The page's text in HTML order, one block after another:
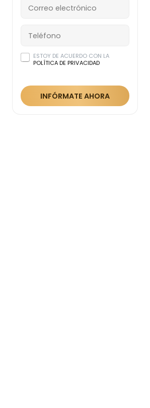
ESTOY DE ACUERDO CON LA
POLÍTICA DE PRIVACIDAD
INFÓRMATE AHORA